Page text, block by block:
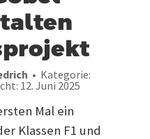
Kategorie:
12. Juni 2025
Mal ein
Klassen F1 und